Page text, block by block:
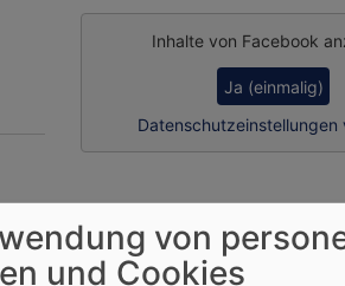
Inhalte von Facebook
Ja (einmalig)
Datenschutzeinstellungen
von
und Cookies